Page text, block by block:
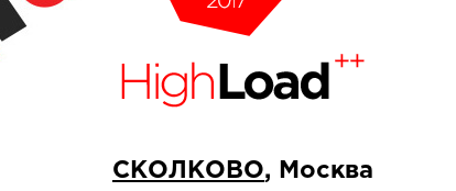
СКОЛКОВО, Москва